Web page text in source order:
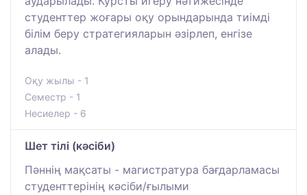
студенттер жоғары оқу орындарында тиімді
білім беру стратегияларын әзірлеп, енгізе
алады.
Оқу жылы - 1
Семестр - 1
Несиелер - 6
Шет тілі (кәсіби)
Пәннің мақсаты - магистратура бағдарламасы
студенттерінің кәсіби/ғылыми